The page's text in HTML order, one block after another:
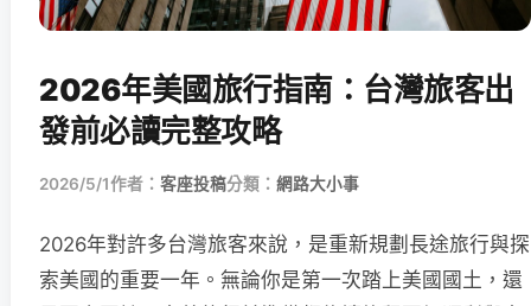
2026年美國旅行指南：台灣旅客出
發前必讀完整攻略
2026/5/1作者： 客座投稿分類： 網路大小事
2026年對許多台灣旅客來說，是重新規劃長途旅行與探
索美國的重要一年。無論你是第一次踏上美國國土，還